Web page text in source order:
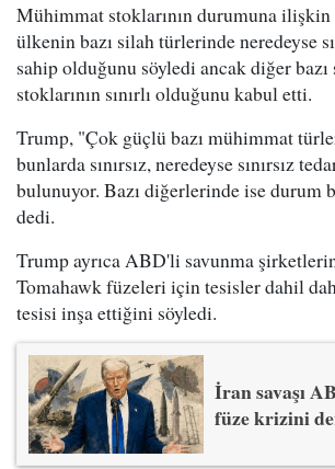
Mühimmat stoklarının durumuna
ülkenin bazı silah türlerinde neredeyse
sahip olduğunu söyledi ancak diğer bazı
stoklarının sınırlı olduğunu kabul etti.
Trump, "Çok güçlü bazı mühimmat
bunlarda sınırsız, neredeyse sınırsız
bulunuyor. Bazı diğerlerinde ise durum
dedi.
Trump ayrıca ABD'li savunma
Tomahawk füzeleri için tesisler dahil
tesisi inşa ettiğini söyledi.
İran savaşı
füze krizini